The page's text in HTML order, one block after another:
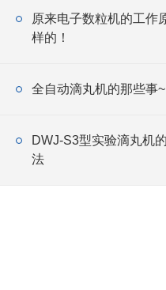
原来电子数粒机的工作
样的！
全自动滴丸机的那些事~
DWJ-S3型实验滴丸机
法